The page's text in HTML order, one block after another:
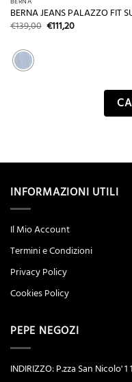
BERNA JEANS PALAZZO FIT
€139,00 Il
prezzo
€111,20Il
INFORMAZIONI UTILI
Il Mio Account
Termini e Condizioni
Privacy Policy
Cookies Policy
PEPE NEGOZI
INDIRIZZO: P.zza San Nicolo'